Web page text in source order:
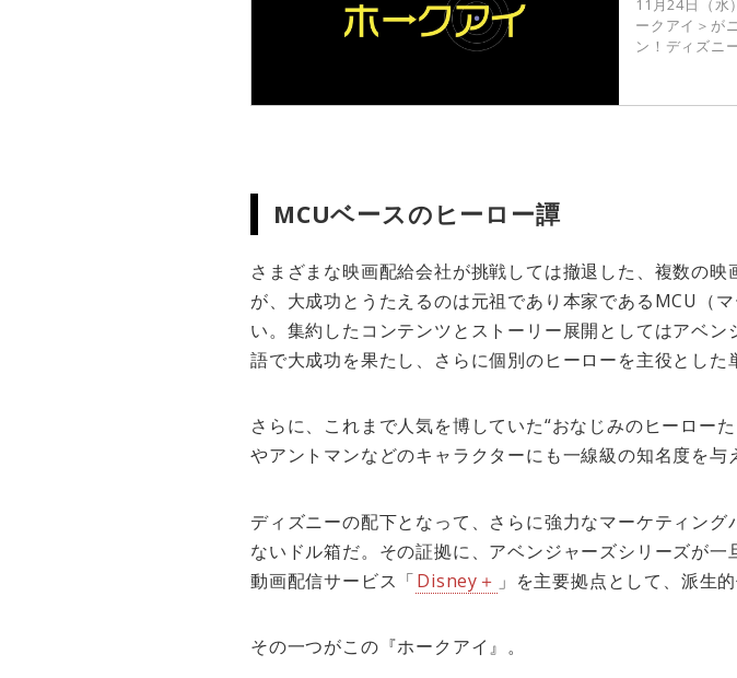
ークアイ＞が
ン！ディズニ
MCUベースのヒーロー譚
さまざまな映画配給会社が挑戦しては撤退した、複数の
が、大成功とうたえるのは元祖であり本家であるMCU（
い。集約したコンテンツとストーリー展開としてはアベ
語で大成功を果たし、さらに個別のヒーローを主役とした
さらに、これまで人気を博していた“おなじみのヒーロー
やアントマンなどのキャラクターにも一線級の知名度を与
ディズニーの配下となって、さらに強力なマーケティン
ないドル箱だ。その証拠に、アベンジャーズシリーズが
動画配信サービス「Disney＋ 」を主要拠点として、派生
その一つがこの『ホークアイ』。